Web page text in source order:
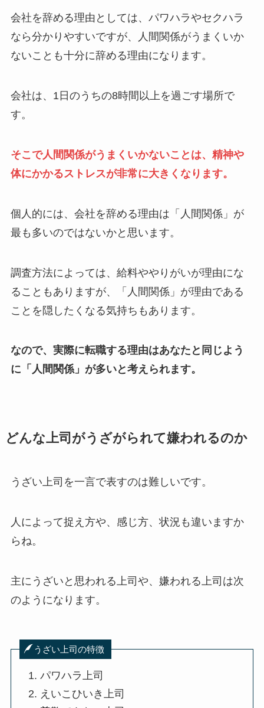
会社を辞める理由としては、パワハラやセクハラ
なら分かりやすいですが、人間関係がうまくいか
ないことも十分に辞める理由になります。
会社は、1日のうちの8時間以上を過ごす場所で
す。
そこで人間関係がうまくいかないことは、精神や
体にかかるストレスが非常に大きくなります。
個人的には、会社を辞める理由は「人間関係」が
最も多いのではないかと思います。
調査方法によっては、給料ややりがいが理由にな
ることもありますが、「人間関係」が理由である
ことを隠したくなる気持ちもあります。
なので、実際に転職する理由はあなたと同じよう
に「人間関係」が多いと考えられます。
どんな上司がうざがられて嫌われるのか
うざい上司を一言で表すのは難しいです。
人によって捉え方や、感じ方、状況も違いますか
らね。
主にうざいと思われる上司や、嫌われる上司は次
のようになります。
うざい上司の特徴
パワハラ上司
えいこひいき上司